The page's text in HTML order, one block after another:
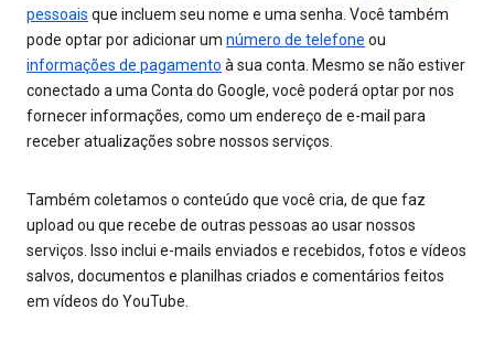
pessoais que incluem seu nome e uma senha. Você também
pode optar por adicionar um número de telefone ou
informações de pagamento à sua conta. Mesmo se não estiver
conectado a uma Conta do Google, você poderá optar por nos
fornecer informações, como um endereço de e-mail para
receber atualizações sobre nossos serviços.
Também coletamos o conteúdo que você cria, de que faz
upload ou que recebe de outras pessoas ao usar nossos
serviços. Isso inclui e-mails enviados e recebidos, fotos e vídeos
salvos, documentos e planilhas criados e comentários feitos
em vídeos do YouTube.